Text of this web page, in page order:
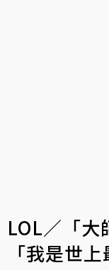
LOL／「大
「我是世上